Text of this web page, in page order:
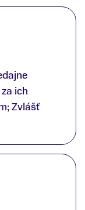
ich
Zvlášť
za
značka
prístupu k